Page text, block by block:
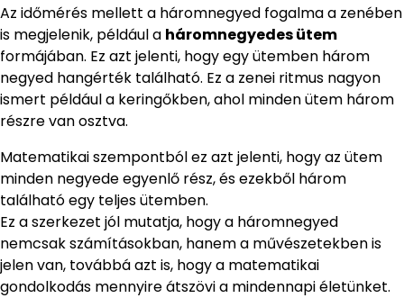
Az időmérés mellett a háromnegyed fogalma a zenében
is megjelenik, például a háromnegyedes ütem
formájában. Ez azt jelenti, hogy egy ütemben három
negyed hangérték található. Ez a zenei ritmus nagyon
ismert például a keringőkben, ahol minden ütem három
részre van osztva.
Matematikai szempontból ez azt jelenti, hogy az ütem
minden negyede egyenlő rész, és ezekből három
található egy teljes ütemben.
Ez a szerkezet jól mutatja, hogy a háromnegyed
nemcsak számításokban, hanem a művészetekben is
jelen van, továbbá azt is, hogy a matematikai
gondolkodás mennyire átszövi a mindennapi életünket.